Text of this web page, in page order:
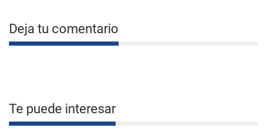
Deja tu comentario
Te puede interesar